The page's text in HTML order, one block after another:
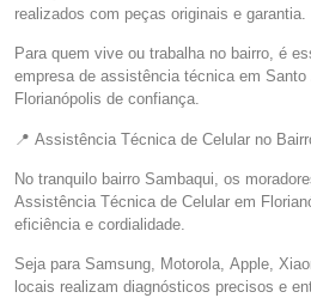
realizados com peças originais e garantia.
Para quem vive ou trabalha no bairro, é
empresa de assistência técnica em Santo
Florianópolis de confiança.
📍 Assistência Técnica de Celular no
No tranquilo bairro Sambaqui, os
Assistência Técnica de Celular em
eficiência e cordialidade.
Seja para Samsung, Motorola, Apple,
locais realizam diagnósticos precisos e